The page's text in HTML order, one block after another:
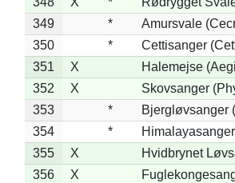
349
*
Amursvale
350
*
Cettisanger
351
X
Halemejse
352
X
Skovsanger
353
*
Bjergløvsanger
354
*
355
X
Hvidbrynet
356
X